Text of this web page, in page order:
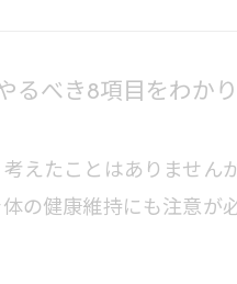
るべき8項目をわか
えたことはありません
の健康維持にも注意が